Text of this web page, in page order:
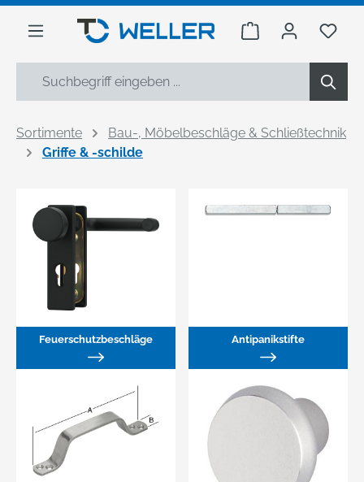
springen
Warenkorb Du
Sortimente
Bau-, Möbelbeschläge & Schließtechnik
Griffe & -schilde
Feuerschutzbeschläge Antipanikstifte